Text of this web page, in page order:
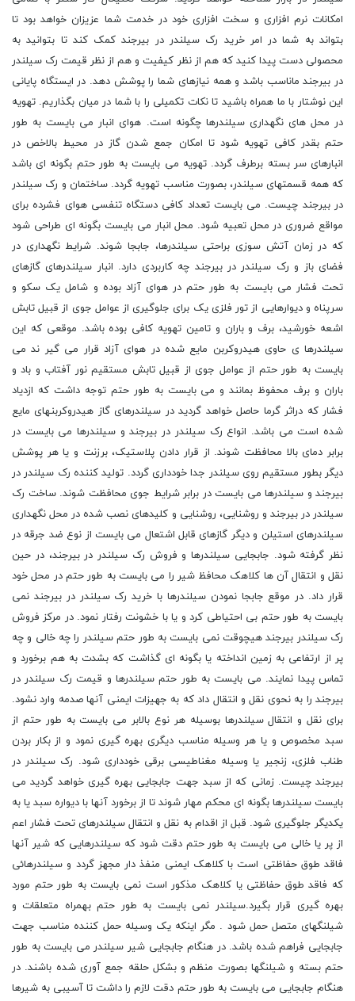
امکانات نرم افزاری و سخت افزاری خود در خدمت شما عزیزان خواهد بود تا
بتواند به شما در امر خرید رک سیلندر در بیرجند کمک کند تا بتوانید به
محصولی دست پیدا کنید که هم از نظر کیفیت و هم از نظر قیمت رک سیلندر
در بیرجند ماناسب باشد و همه نیازهای شما را پوشش دهد. در ایستگاه پایانی
این نوشتار با ما همراه باشید تا نکات تکمیلی را با شما در میان بگذاریم. تهویه
در محل های نگهداری سیلندرها چگونه است. هوای انبار می بایست به طور
حتم بقدر کافی تهویه شود تا امکان جمع شدن گاز در محیط بالاخص در
انبارهای سر بسته برطرف گردد. تهویه می بایست به طور حتم بگونه ای باشد
که همه قسمتهای سیلندر، بصورت مناسب تهویه گردد. ساختمان و رک سیلندر
در بیرجند چیست. می بایست تعداد کافی دستگاه تنفسی هوای فشرده برای
مواقع ضروری در محل تعبیه شود. محل انبار می بایست بگونه ای طراحی شود
که در زمان آتش سوزی براحتی سیلندرها، جابجا شوند. شرایط نگهداری در
فضای باز و رک سیلندر در بیرجند چه کاربردی دارد. انبار سیلندرهای گازهای
تحت فشار می بایست به طور حتم در هوای آزاد بوده و شامل یک سکو و
سرپناه و دیوارهایی از تور فلزی یک برای جلوگیری از عوامل جوی از قبیل تابش
اشعه خورشید، برف و باران و تامین تهویه کافی بوده باشد. موقعی که این
سیلندرها ی حاوی هیدروکربن مایع شده در هوای آزاد قرار می گیر ند می
بایست به طور حتم از عوامل جوی از قبیل تابش مستقیم نور آفتاب و باد و
باران و برف محفوظ بمانند و می بایست به طور حتم توجه داشت که ازدیاد
فشار که دراثر گرما حاصل خواهد گردید در سیلندرهای گاز هیدروکربنهای مایع
شده است می باشد. انواع رک سیلندر در بیرجند و سیلندرها می بایست در
برابر دمای بالا محافظت شوند. از قرار دادن پلاستیک، برزنت و یا هر پوشش
دیگر بطور مستقیم روی سیلندر جدا خودداری گردد. تولید کننده رک سیلندر در
بیرجند و سیلندرها می بایست در برابر شرایط جوی محافظت شوند. ساخت رک
سیلندر در بیرجند و روشنایی، روشنایی و کلیدهای نصب شده در محل نگهداری
سیلندرهای استیلن و دیگر گازهای قابل اشتعال می بایست از نوع ضد جرقه در
نظر گرفته شود. جابجایی سیلندرها و فروش رک سیلندر در بیرجند، در حین
نقل و انتقال آن ها کلاهک محافظ شیر را می بایست به طور حتم در محل خود
قرار داد. در موقع جابجا نمودن سیلندرها با خرید رک سیلندر در بیرجند نمی
بایست به طور حتم بی احتیاطی کرد و یا با خشونت رفتار نمود. در مرکز فروش
رک سیلندر بیرجند هیچوقت نمی بایست به طور حتم سیلندر را چه خالی و چه
پر از ارتفاعی به زمین انداخته یا بگونه ای گذاشت که بشدت به هم برخورد و
تماس پیدا نمایند. می بایست به طور حتم سیلندرها و قیمت رک سیلندر در
بیرجند را به نحوی نقل و انتقال داد که به جهیزات ایمنی آنها صدمه وارد نشود.
برای نقل و انتقال سیلندرها بوسیله هر نوع بالابر می بایست به طور حتم از
سبد مخصوص و یا هر وسیله مناسب دیگری بهره گیری نمود و از بکار بردن
طناب فلزی، زنجیر یا وسیله مغناطیسی برقی خودداری شود. رک سیلندر در
بیرجند چیست. زمانی که از سبد جهت جابجایی بهره گیری خواهد گردید می
بایست سیلندرها بگونه ای محکم مهار شوند تا از برخورد آنها با دیواره سبد یا به
یکدیگر جلوگیری شود. قبل از اقدام به نقل و انتقال سیلندرهای تحت فشار اعم
از پر یا خالی می بایست به طور حتم دقت شود که سیلندرهایی که شیر آنها
فاقد طوق حفاظتی است با کلاهک ایمنی منفذ دار مجهز گردد و سیلندرهائی
که فاقد طوق حفاظتی یا کلاهک مذکور است نمی بایست به طور حتم مورد
بهره گیری قرار بگیرد.سیلندر نمی بایست به طور حتم بهمراه متعلقات و
شیلنگهای متصل حمل شود . مگر اینکه یک وسیله حمل کننده مناسب جهت
جابجایی فراهم شده باشد. در هنگام جابجایی شیر سیلندر می بایست به طور
حتم بسته و شیلنگها بصورت منظم و بشکل حلقه جمع آوری شده باشند. در
هنگام جابجایی می بایست به طور حتم دقت لازم را داشت تا آسیبی به شیرها